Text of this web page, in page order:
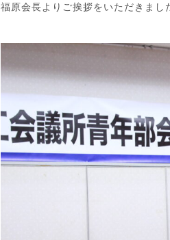
福原会長よりご挨拶をいただきまし